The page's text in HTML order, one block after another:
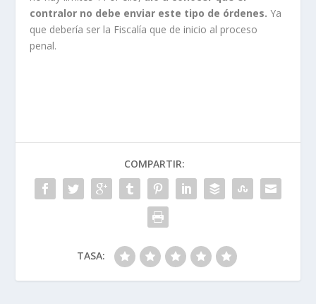
contralor no debe enviar este tipo de órdenes. Ya
que debería ser la Fiscalía que de inicio al proceso
penal.
COMPARTIR:
TASA: